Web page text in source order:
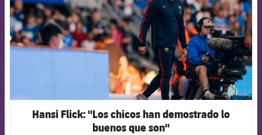
Hansi Flick: "Los chicos han demostrado lo
buenos que son"